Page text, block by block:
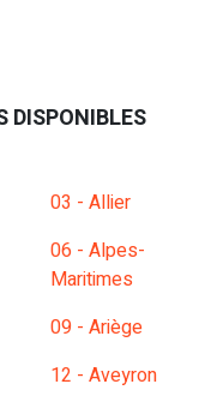
DISPONIBLES
03 - Allier
06 - Alpes-
Maritimes
09 - Ariège
12 - Aveyron